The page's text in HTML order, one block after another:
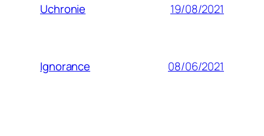
Uchronie 19/08/2021
Ignorance 08/06/2021